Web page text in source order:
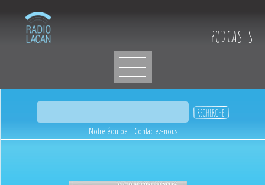
PODCASTS
Notre équipe | Contactez-nous